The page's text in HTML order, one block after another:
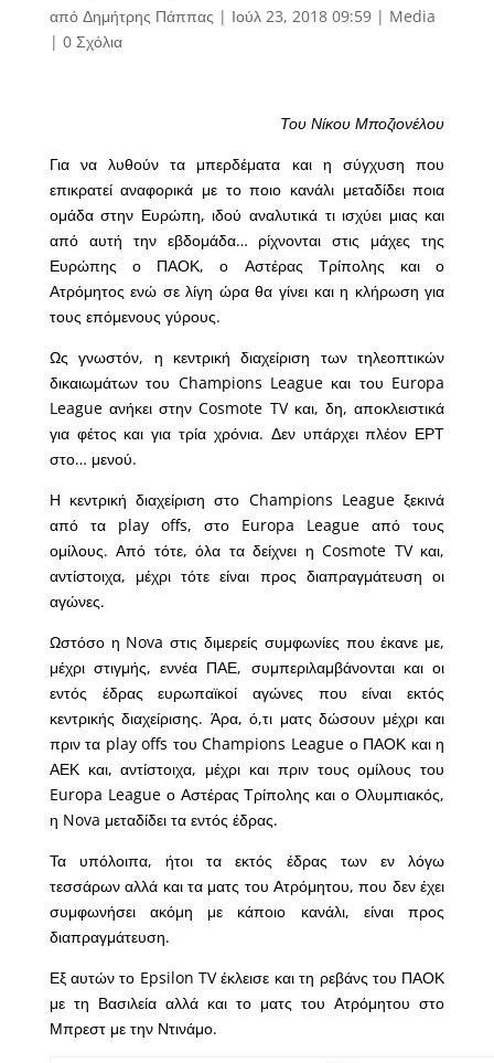
από Δημήτρης Πάππας | Ιούλ 23, 2018 09:59| Media
| 0 Σχόλια
Του Νίκου Μποζιονέλου
Για να λυθούν τα μπερδέματα και η σύγχυση που
επικρατεί αναφορικά με το ποιο κανάλι μεταδίδει ποια
ομάδα στην Ευρώπη, ιδού αναλυτικά τι ισχύει μιας και
από αυτή την εβδομάδα… ρίχνονται στις μάχες της
Ευρώπης ο ΠΑΟΚ, ο Αστέρας Τρίπολης και ο
Ατρόμητος ενώ σε λίγη ώρα θα γίνει και η κλήρωση για
τους επόμενους γύρους.
Ως γνωστόν, η κεντρική διαχείριση των τηλεοπτικών
δικαιωμάτων του Champions League και του Europa
League ανήκει στην Cosmote TV και, δη, αποκλειστικά
για φέτος και για τρία χρόνια. Δεν υπάρχει πλέον ΕΡΤ
στο… μενού.
Η κεντρική διαχείριση στο Champions League ξεκινά
από τα play offs, στο Europa League από τους
ομίλους. Από τότε, όλα τα δείχνει η Cosmote TV και,
αντίστοιχα, μέχρι τότε είναι προς διαπραγμάτευση οι
αγώνες.
Ωστόσο η Nova στις διμερείς συμφωνίες που έκανε με,
μέχρι στιγμής, εννέα ΠΑΕ, συμπεριλαμβάνονται και οι
εντός έδρας ευρωπαϊκοί αγώνες που είναι εκτός
κεντρικής διαχείρισης. Άρα, ό,τι ματς δώσουν μέχρι και
πριν τα play offs του Champions League ο ΠΑΟΚ και η
ΑΕΚ και, αντίστοιχα, μέχρι και πριν τους ομίλους του
Europa League ο Αστέρας Τρίπολης και ο Ολυμπιακός,
η Nova μεταδίδει τα εντός έδρας.
Τα υπόλοιπα, ήτοι τα εκτός έδρας των εν λόγω
τεσσάρων αλλά και τα ματς του Ατρόμητου, που δεν έχει
συμφωνήσει ακόμη με κάποιο κανάλι, είναι προς
διαπραγμάτευση.
Εξ αυτών το Epsilon TV έκλεισε και τη ρεβάνς του ΠΑΟΚ
με τη Βασιλεία αλλά και το ματς του Ατρόμητου στο
Μπρεστ με την Ντινάμο.